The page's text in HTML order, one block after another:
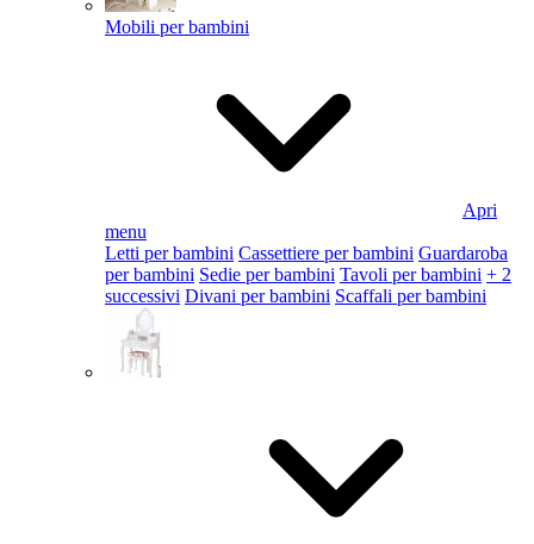
Mobili per bambini
Apri
menu
Letti per bambini Cassettiere per bambini Guardaroba
per bambini Sedie per bambini Tavoli per bambini + 2
successivi Divani per bambini Scaffali per bambini